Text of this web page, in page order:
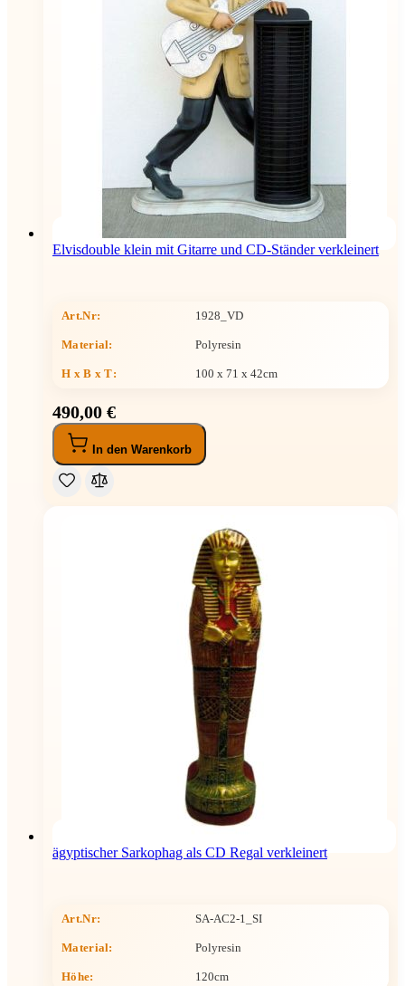
Elvisdouble klein mit Gitarre und CD-Ständer verkleinert
Art.Nr: 1928_VD
Material: Polyresin
H x B x T: 100 x 71 x 42cm
490,00 €
In den Warenkorb
ägyptischer Sarkophag als CD Regal verkleinert
Art.Nr: SA-AC2-1_SI
Material: Polyresin
Höhe: 120cm